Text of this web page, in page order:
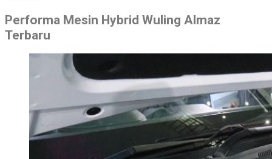
Performa Mesin Hybrid Wuling Almaz
Terbaru